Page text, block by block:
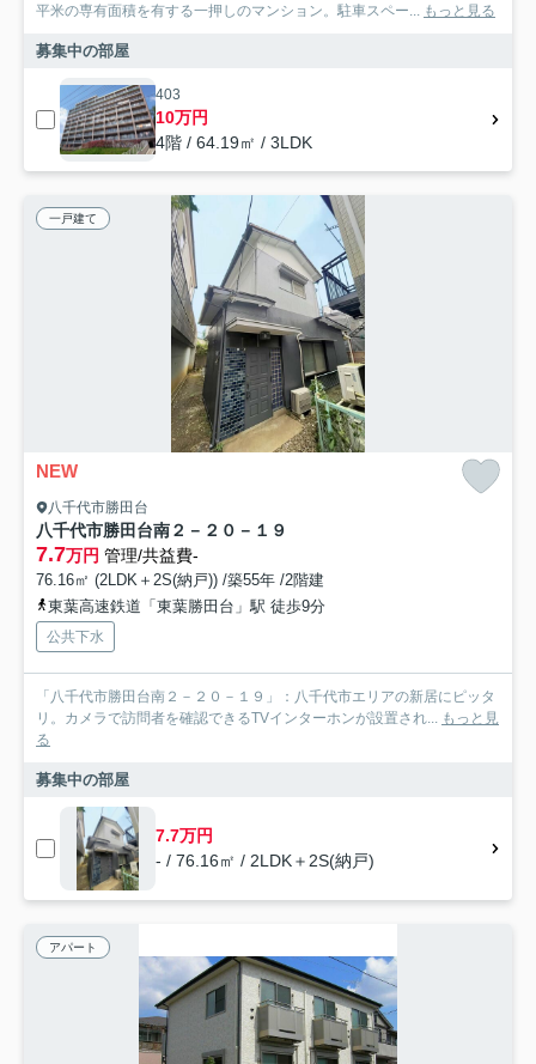
平米の専有面積を有する一押しのマンション。駐車スペー... もっと見る
募集中の部屋
403
10万円
4階 / 64.19㎡ / 3LDK
一戸建て
NEW
八千代市勝田台
八千代市勝田台南２－２０－１９
7.7万円 管理/共益費-
76.16㎡ (2LDK＋2S(納戸)) /築55年 /2階建
東葉高速鉄道「東葉勝田台」駅 徒歩9分
公共下水
「八千代市勝田台南２－２０－１９」：八千代市エリアの新居にピッタ
リ。カメラで訪問者を確認できるTVインターホンが設置され... もっと見
る
募集中の部屋
7.7万円
- / 76.16㎡ / 2LDK＋2S(納戸)
アパート